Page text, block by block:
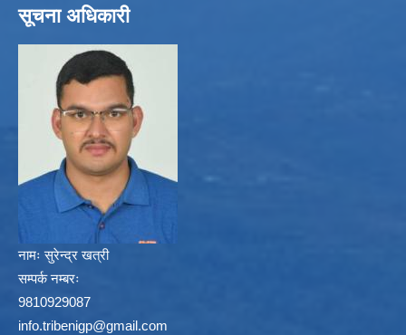
सूचना अधिकारी
नामः सुरेन्द्र खत्री
सम्पर्क नम्बरः
9810929087
info.tribenigp@gmail.com